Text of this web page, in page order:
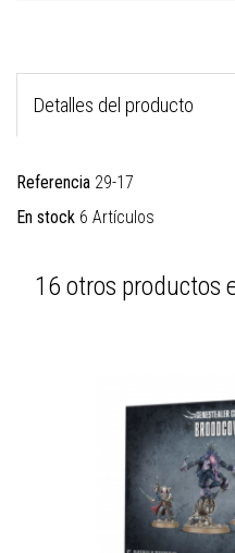
Detalles del producto
Referencia 29-17
En stock 6 Artículos
16 otros productos